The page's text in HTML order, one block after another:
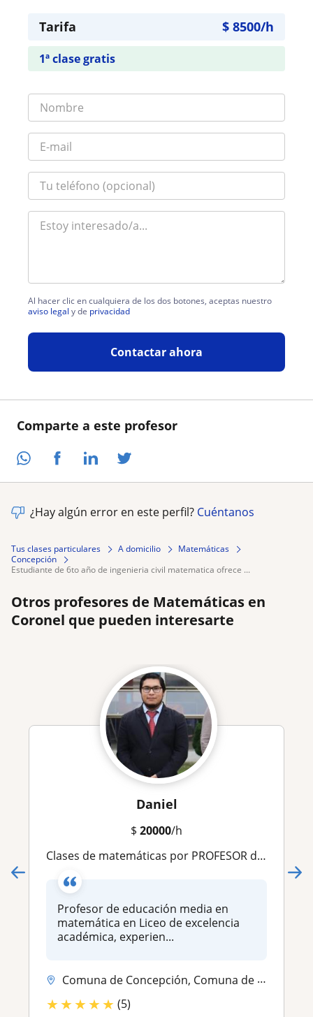
Comparte a este profesor
Tarifa $ 8500/h
1ª clase gratis
Al hacer clic en cualquiera de los dos botones, aceptas nuestro
aviso legal y de privacidad
Contactar ahora
¿Hay algún error en este perfil? Cuéntanos
Tus clases particulares A domicilio
Matemáticas
Concepción
estudiante de 6to año de ingenieria civil matematica ofrece ...
Otros profesores de Matemáticas en
Coronel que pueden interesarte
Daniel
$ 20000/h
Clases de matemáticas por PROFESOR de Liceo Bicentenario en Gran Concepción
Profesor de educación media en
matemática en Liceo de excelencia
académica, experien...
Comuna de Concepción, Comuna de Hualpén, Comuna de San Pedro de la Paz...
★★★★★ (5)